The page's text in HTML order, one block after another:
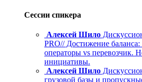
Сессии спикера
Алексей Шило
PRO// Достижение баланса:
операторы vs перевозчик.
инициативы.
Алексей Шило
грузовой базы и